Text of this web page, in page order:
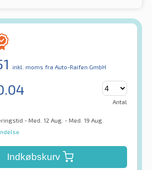
inkl. moms fra Auto-Raifen GmbH
Antal
- Med. 12 Aug. - Med. 19 Aug.
Indkøbskurv